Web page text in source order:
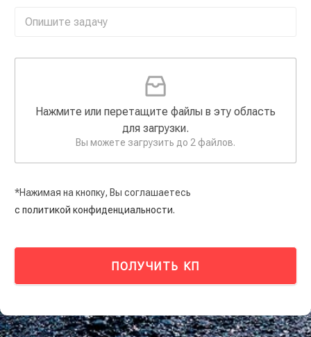
Нажмите или перетащите файлы в эту область
для загрузки.
Вы можете загрузить до 2 файлов.
*Нажимая на кнопку, Вы соглашаетесь
с политикой конфиденциальности.
ПОЛУЧИТЬ КП